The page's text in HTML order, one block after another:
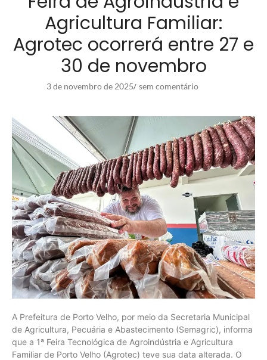
Agricultura Familiar:
Agrotec ocorrerá entre 27 e
30 de novembro
3 de novembro de 2025/ sem comentário
A Prefeitura de Porto Velho, por meio da Secretaria Municipal
de Agricultura, Pecuária e Abastecimento (Semagric), informa
que a 1ª Feira Tecnológica de Agroindústria e Agricultura
Familiar de Porto Velho (Agrotec) teve sua data alterada. O